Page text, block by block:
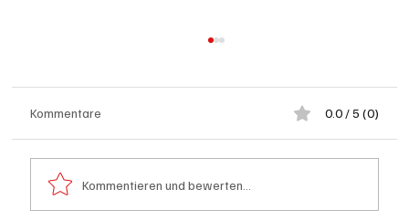
Kommentare 0.0 / 5 (0)
Kommentieren und bewerten...